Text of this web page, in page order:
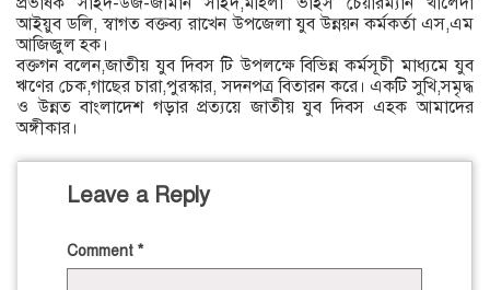
আইয়ুব ডলি, স্বাগত বক্তব্য রাখেন উপজেলা যুব উন্নয়ন কর্মকর্তা এস,এম
আজিজুল হক।
বক্তগন বলেন,জাতীয় যুব দিবস টি উপলক্ষে বিভিন্ন কর্মসূচী মাধ্যমে যুব
ঋণের চেক,গাছের চারা,পুরস্কার, সদনপত্র বিতারন করে। একটি সুখি,সমৃদ্ধ
ও উন্নত বাংলাদেশ গড়ার প্রত্যয়ে জাতীয় যুব দিবস এহক আমাদের
অঙ্গীকার।
Leave a Reply
Comment *